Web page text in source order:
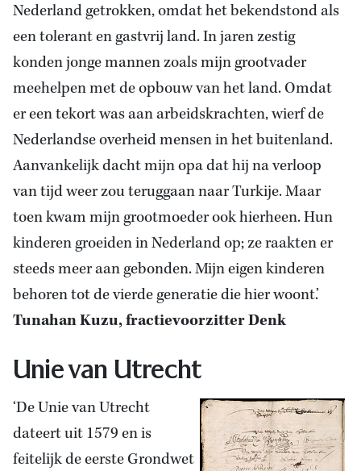
Nederland getrokken, omdat het bekendstond als
een tolerant en gastvrij land. In jaren zestig
konden jonge mannen zoals mijn grootvader
meehelpen met de opbouw van het land. Omdat
er een tekort was aan arbeidskrachten, wierf de
Nederlandse overheid mensen in het buitenland.
Aanvankelijk dacht mijn opa dat hij na verloop
van tijd weer zou teruggaan naar Turkije. Maar
toen kwam mijn grootmoeder ook hierheen. Hun
kinderen groeiden in Nederland op; ze raakten er
steeds meer aan gebonden. Mijn eigen kinderen
behoren tot de vierde generatie die hier woont.’
Tunahan Kuzu, fractievoorzitter Denk
Unie van Utrecht
‘De Unie van Utrecht
dateert uit 1579 en is
feitelijk de eerste Grondwet